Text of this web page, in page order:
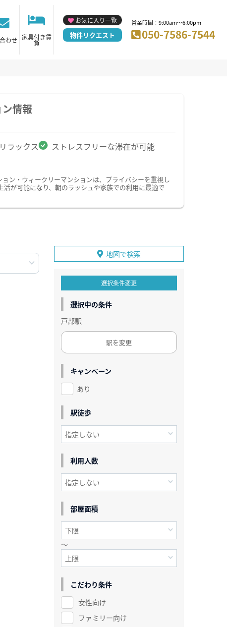
わせ 家具付き賃
貸
お気に入り一覧
物件リクエスト
営業時間：9:00am～6:00pm
050-7586-7544
情報
ラックス ストレスフリーな滞在が可能
ン・ウィークリーマンションは、プライバシーを重視し
が可能になり、朝のラッシュや家族での利用に最適で
地図で検索
選択条件変更
選択中の条件
戸部駅
駅を変更
キャンペーン
あり
駅徒歩
利用人数
部屋面積
～
こだわり条件
女性向け
ファミリー向け